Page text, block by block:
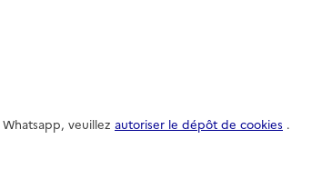
X
veuillez autoriser le dépôt de cookies .